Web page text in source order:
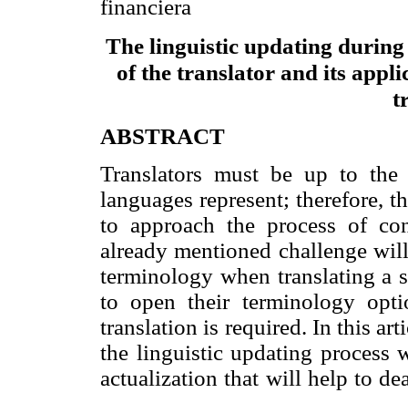
financiera
The linguistic updating during
of the translator and its
ABSTRACT
Translators must be up to
languages represent; therefore,
to approach the process of
already mentioned challenge
terminology when translating a
to open their terminology
translation is required. In this
the linguistic updating process
actualization that will help to